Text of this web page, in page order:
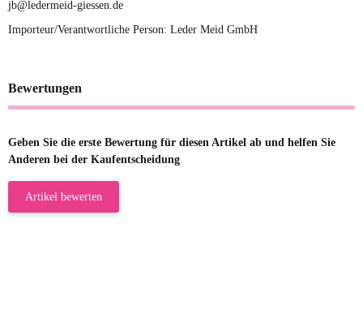
jb@ledermeid-giessen.de
Importeur/Verantwortliche Person: Leder Meid GmbH
Bewertungen
Geben Sie die erste Bewertung für diesen Artikel ab und helfen Sie
Anderen bei der Kaufentscheidung
Artikel bewerten